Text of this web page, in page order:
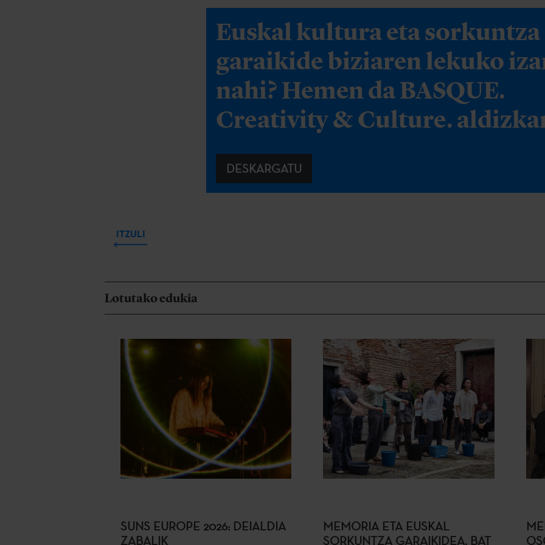
Euskal kultura eta sorkuntza
garaikide biziaren lekuko
nahi? Hemen da BASQUE.
Creativity & Culture.
DESKARGATU
ITZULI
Lotutako edukia
SUNS EUROPE 2026: DEIALDIA
ZABALIK
MEMORIA ETA EUSKAL
SORKUNTZA GARAIKIDEA, BAT